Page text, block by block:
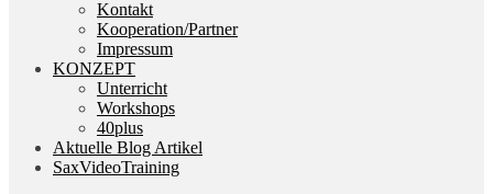
Kontakt
Kooperation/Partner
Impressum
KONZEPT
Unterricht
Workshops
40plus
Aktuelle Blog Artikel
SaxVideoTraining